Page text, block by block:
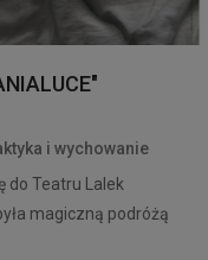
i wychowanie
do Teatru Lalek
magiczną podróżą